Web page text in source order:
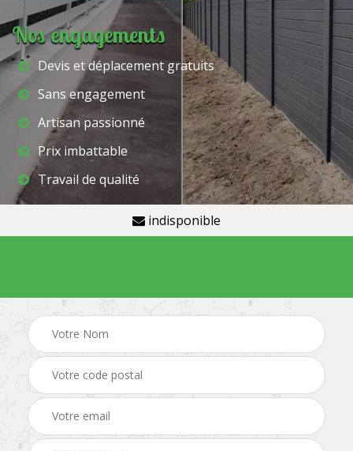
Nos engagements
Devis et déplacement gratuits
Sans engagement
Artisan passionné
Prix imbattable
Travail de qualité
indisponible